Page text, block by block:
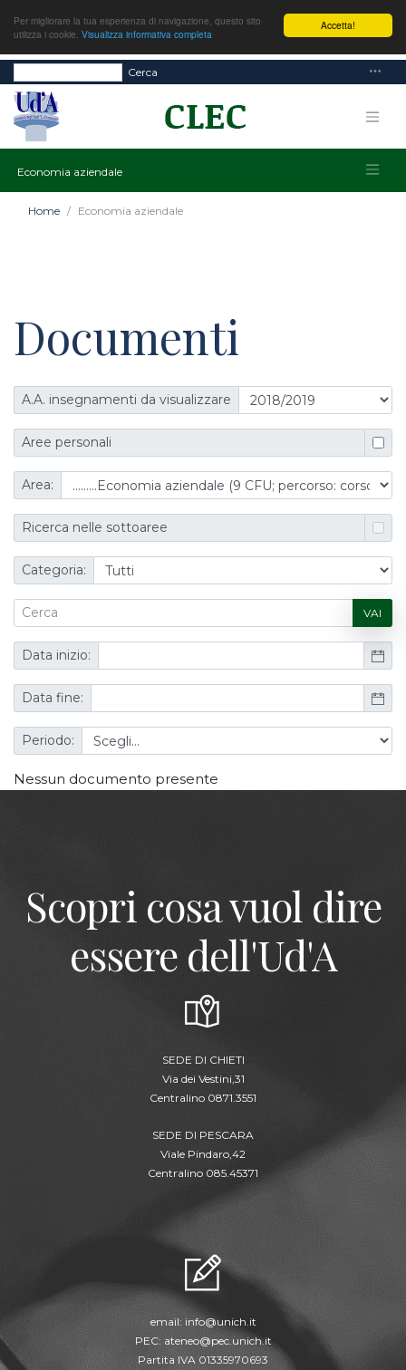
Accetta!
Per migliorare la tua esperienza di navigazione, questo sito
utilizza i cookie. Visualizza informativa completa
Cerca
Economia aziendale
Home Economia aziendale
Documenti
A.A. insegnamenti da visualizzare
Aree personali
Area:
Ricerca nelle sottoaree
Categoria:
VAI
Data inizio:
Data fine:
Periodo:
Nessun documento presente
Scopri cosa vuol dire
essere dell'Ud'A
SEDE DI CHIETI
Via dei Vestini,31
Centralino 0871.3551
SEDE DI PESCARA
Viale Pindaro,42
Centralino 085.45371
email: info@unich.it
PEC: ateneo@pec.unich.it
Partita IVA 01335970693